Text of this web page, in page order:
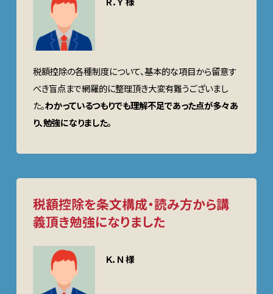
税額控除の各種制度について、基本的な項目から留意す
べき盲点まで網羅的に整理頂き大変有難うございまし
た。わかっているつもりでも理解不足であった点が多々あ
り、勉強になりました。
税額控除を条文構成・読み方から講
義頂き勉強になりました
Ｋ．Ｎ 様